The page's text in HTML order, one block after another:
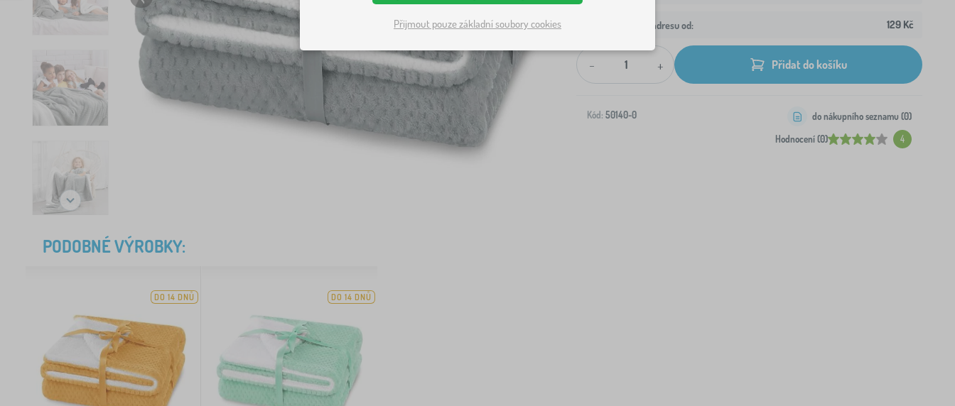
Doprava na Vaši adresu od: 129 Kč
- + Přidat do košíku
Kód: 50140-0
Hodnocení (0) 4
do nákupního seznamu (0)
PODOBNÉ VÝROBKY:
DO 14 DNŮ DO 14 DNŮ
Přijmout pouze základní soubory cookies